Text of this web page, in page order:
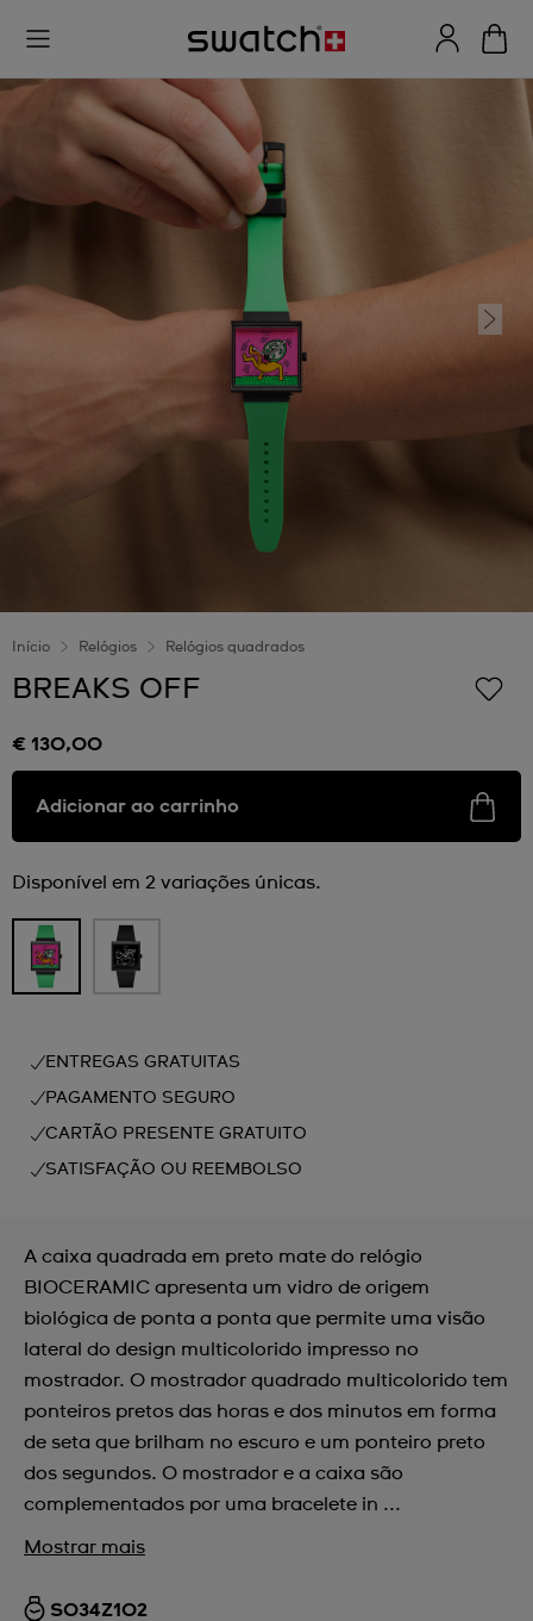
Início Relógios Relógios quadrados
BREAKS OFF
€ 130,00
Adicionar ao carrinho
Disponível em 2 variações únicas.
ENTREGAS GRATUITAS
PAGAMENTO SEGURO
CARTÃO PRESENTE GRATUITO
SATISFAÇÃO OU REEMBOLSO
A caixa quadrada em preto mate do relógio
BIOCERAMIC apresenta um vidro de origem
biológica de ponta a ponta que permite uma visão
lateral do design multicolorido impresso no
mostrador. O mostrador quadrado multicolorido tem
ponteiros pretos das horas e dos minutos em forma
de seta que brilham no escuro e um ponteiro preto
dos segundos. O mostrador e a caixa são
complementados por uma bracelete in ...
Mostrar mais
SO34Z102